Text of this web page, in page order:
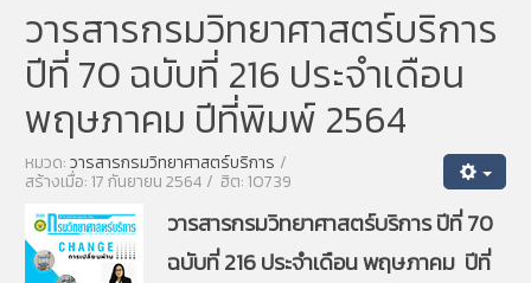
วารสารกรมวิทยาศาสตร์บริการ
ปีที่ 70 ฉบับที่ 216 ประจำเดือน
พฤษภาคม ปีที่พิมพ์ 2564
หมวด:วารสารกรมวิทยาศาสตร์บริการ
สร้างเมื่อ: 17 กันยายน 2564 ฮิต: 10739
วารสารกรมวิทยาศาสตร์บริการ ปีที่ 70
ฉบับที่ 216 ประจำเดือน พฤษภาคม ปีที่